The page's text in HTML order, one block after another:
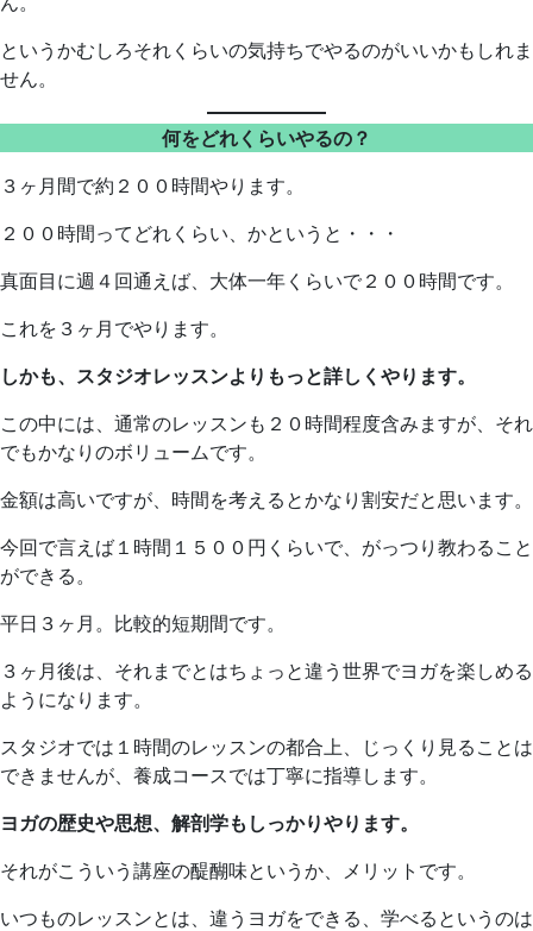
というかむしろそれくらいの気持ちでやるのがいいかもしれま
せん。
何をどれくらいやるの？
３ヶ月間で約２００時間やります。
２００時間ってどれくらい、かというと・・・
真面目に週４回通えば、大体一年くらいで２００時間です。
これを３ヶ月でやります。
しかも、スタジオレッスンよりもっと詳しくやります。
この中には、通常のレッスンも２０時間程度含みますが、それ
でもかなりのボリュームです。
金額は高いですが、時間を考えるとかなり割安だと思います。
今回で言えば１時間１５００円くらいで、がっつり教わること
ができる。
平日３ヶ月。比較的短期間です。
３ヶ月後は、それまでとはちょっと違う世界でヨガを楽しめる
ようになります。
スタジオでは１時間のレッスンの都合上、じっくり見ることは
できませんが、養成コースでは丁寧に指導します。
ヨガの歴史や思想、解剖学もしっかりやります。
それがこういう講座の醍醐味というか、メリットです。
いつものレッスンとは、違うヨガをできる、学べるというのは